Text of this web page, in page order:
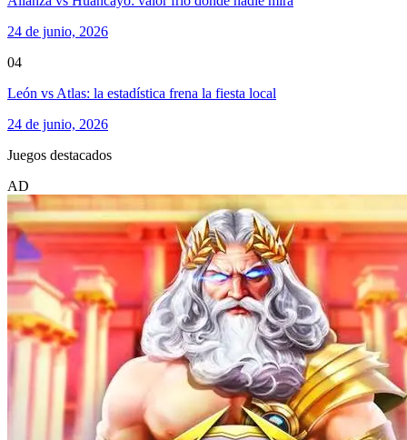
24 de junio, 2026
04
León vs Atlas: la estadística frena la fiesta local
24 de junio, 2026
Juegos destacados
AD